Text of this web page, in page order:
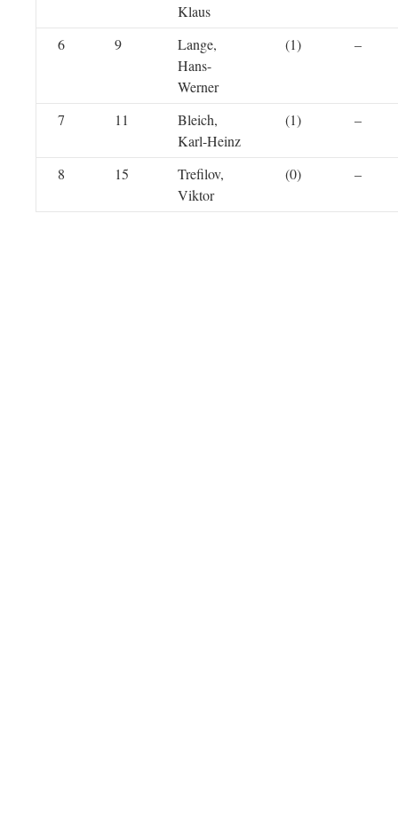
Klaus
6 9
Lange,
Hans-
Werner
(1) –
7 11
Bleich,
Karl-Heinz
(1) –
8 15
Trefilov,
Viktor
(0) –